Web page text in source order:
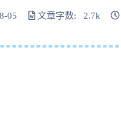
05 文章字数: 2.7k